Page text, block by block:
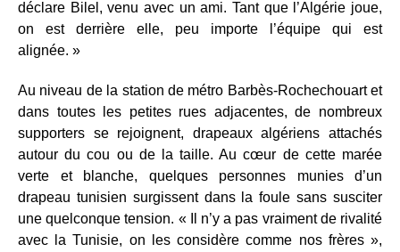
déclare Bilel, venu avec un ami. Tant que l’Algérie joue,
on est derrière elle, peu importe l’équipe qui est
alignée. »
Au niveau de la station de métro Barbès-Rochechouart et
dans toutes les petites rues adjacentes, de nombreux
supporters se rejoignent, drapeaux algériens attachés
autour du cou ou de la taille. Au cœur de cette marée
verte et blanche, quelques personnes munies d’un
drapeau tunisien surgissent dans la foule sans susciter
une quelconque tension. « Il n’y a pas vraiment de rivalité
avec la Tunisie, on les considère comme nos frères »,